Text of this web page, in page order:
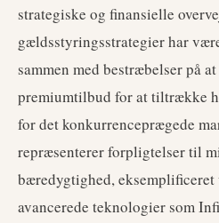
strategiske og finansielle
gældsstyringsstrategier har
sammen med bestræbelser på
premiumtilbud for at tiltrække
for det konkurrenceprægede
repræsenterer forpligtelser til
bæredygtighed, eksemplificeret
avancerede teknologier som